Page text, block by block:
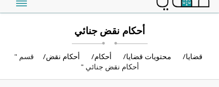
أحكام نقض جنائي
قضايا محتويات قضايا أحكام أحكام نقض
قسم "
أحكام نقض جنائي "